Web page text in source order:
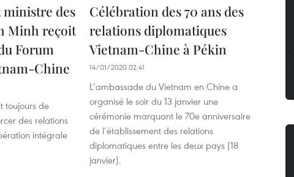
ministre des
Minh reçoit
Forum
Chine
toujours de
des relations
intégrale
Célébration des 70 ans des
relations diplomatiques
Vietnam-Chine à Pékin
14/01/2020 02:41
L’ambassade du Vietnam en Chine a
organisé le soir du 13 janvier une
cérémonie marquant le 70e anniversaire
de l’établissement des relations
diplomatiques entre les deux pays (18
janvier).